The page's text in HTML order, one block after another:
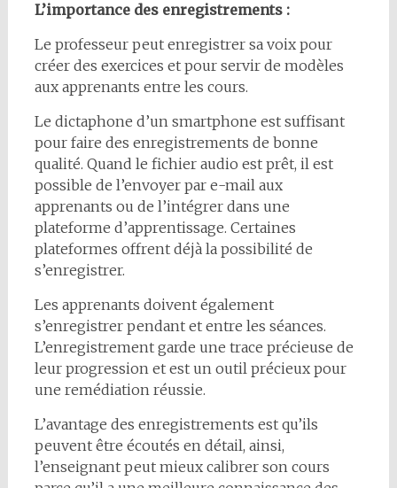
L’importance des enregistrements :
Le professeur peut enregistrer sa voix pour
créer des exercices et pour servir de modèles
aux apprenants entre les cours.
Le dictaphone d’un smartphone est suffisant
pour faire des enregistrements de bonne
qualité. Quand le fichier audio est prêt, il est
possible de l’envoyer par e-mail aux
apprenants ou de l’intégrer dans une
plateforme d’apprentissage. Certaines
plateformes offrent déjà la possibilité de
s’enregistrer.
Les apprenants doivent également
s’enregistrer pendant et entre les séances.
L’enregistrement garde une trace précieuse de
leur progression et est un outil précieux pour
une remédiation réussie.
L’avantage des enregistrements est qu’ils
peuvent être écoutés en détail, ainsi,
l’enseignant peut mieux calibrer son cours